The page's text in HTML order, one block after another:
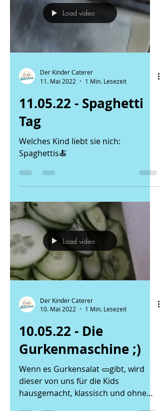
Load video
Der Kinder Caterer
11. Mai 2022
1 Min. Lesezeit
11.05.22 - Spaghetti
Tag
Welches Kind liebt sie nich:
Spaghettis🍝
Load video
Der Kinder Caterer
10. Mai 2022
1 Min. Lesezeit
10.05.22 - Die
Gurkenmaschine ;)
Wenn es Gurkensalat 🥒gibt, wird
dieser von uns für die Kids
hausgemacht, klassisch und ohne